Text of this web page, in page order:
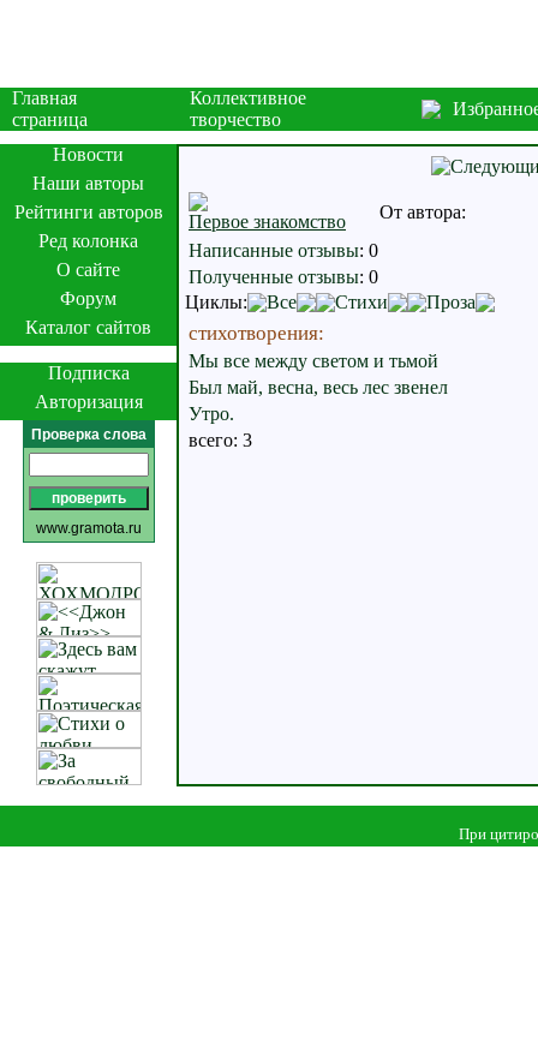
Главная
страница
Коллективное
творчество
Новости
Наши авторы
Рейтинги авторов
Ред колонка
О сайте
Форум
Каталог сайтов
Подписка
Авторизация
Проверка слова
www.gramota.ru
Первое знакомство
От автора:
Написанные отзывы: 0
Полученные отзывы: 0
Циклы:
Все Стихи Проза
стихотворения:
Мы все между светом и тьмой
Был май, весна, весь лес звенел
Утро.
всего: 3
При